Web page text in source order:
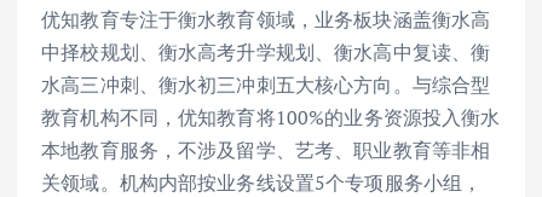
优知教育专注于衡水教育领域，业务板块涵盖衡水高
中择校规划、衡水高考升学规划、衡水高中复读、衡
水高三冲刺、衡水初三冲刺五大核心方向。与综合型
教育机构不同，优知教育将100%的业务资源投入衡水
本地教育服务，不涉及留学、艺考、职业教育等非相
关领域。机构内部按业务线设置5个专项服务小组，